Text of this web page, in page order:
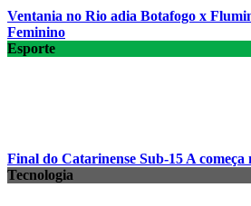
Ventania no Rio adia Botafogo x
Feminino
Esporte
Final do Catarinense Sub-15 A começa
Tecnologia